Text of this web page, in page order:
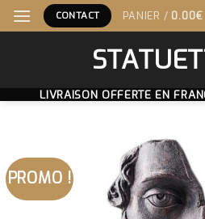
Skip
to
CONTACT PANIER / 0.00€
LIVRAISON OFFERTE EN
PROMO !